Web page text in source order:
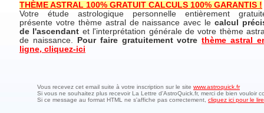
THÈME ASTRAL 100% GRATUIT CALCULS 100% GARANTIS !
Votre étude astrologique personnelle entièrement
présente votre thème astral de naissance avec lecalcul
de l'ascendant et l'interprétation générale de votre thème
de naissance.
Pour faire gratuitement votrethème astral
ligne, cliquez-ici
Vous recevez cet email suite à votre inscription sur le site www.astroquick.fr
Si vous ne souhaitez plus recevoir La Lettre d'AstroQuick.fr, merci de bien vouloir
Si ce message au format HTML ne s'affiche pas correctement, cliquez ici pour le